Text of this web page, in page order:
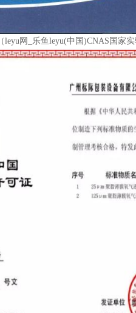
（leyu网_乐鱼leyu(中国)CNAS国家